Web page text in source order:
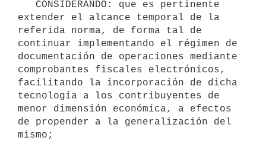
extender el alcance temporal de la
referida norma, de forma tal de
continuar implementando el régimen de
documentación de operaciones mediante
comprobantes fiscales electrónicos,
facilitando la incorporación de dicha
tecnología a los contribuyentes de
menor dimensión económica, a efectos
de propender a la generalización del
mismo;